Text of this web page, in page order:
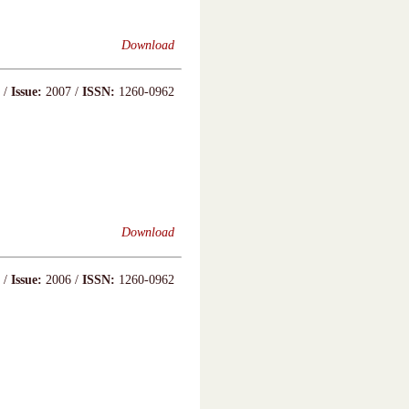
Download
/ Issue: 2007 / ISSN: 1260-0962
Download
/ Issue: 2006 / ISSN: 1260-0962